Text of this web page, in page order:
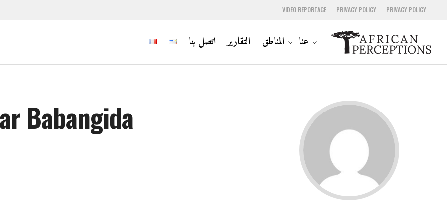
PRIVACY POLICY
PRIVACY POLICY
VIDEO REPORTAGE
عنا المناطق التقارير اتصل بنا
Babangida